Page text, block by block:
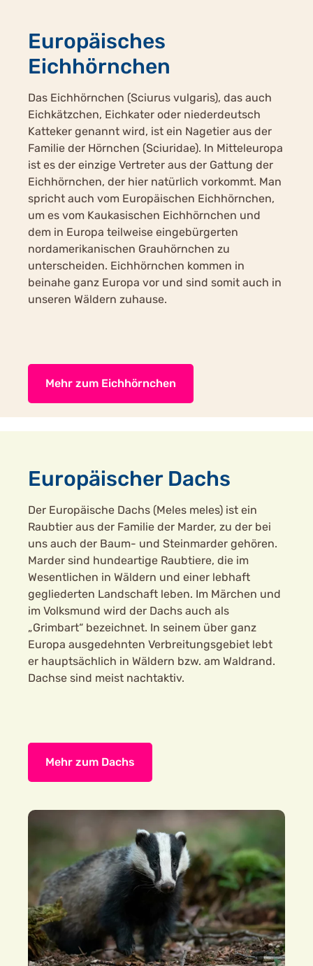
Europäisches
Eichhörnchen
Das Eichhörnchen (Sciurus vulgaris), das auch
Eichkätzchen, Eichkater oder niederdeutsch
Katteker genannt wird, ist ein Nagetier aus der
Familie der Hörnchen (Sciuridae). In Mitteleuropa
ist es der einzige Vertreter aus der Gattung der
Eichhörnchen, der hier natürlich vorkommt. Man
spricht auch vom Europäischen Eichhörnchen,
um es vom Kaukasischen Eichhörnchen und
dem in Europa teilweise eingebürgerten
nordamerikanischen Grauhörnchen zu
unterscheiden. Eichhörnchen kommen in
beinahe ganz Europa vor und sind somit auch in
unseren Wäldern zuhause.
Mehr zum Eichhörnchen
Europäischer Dachs
Der Europäische Dachs (Meles meles) ist ein
Raubtier aus der Familie der Marder, zu der bei
uns auch der Baum- und Steinmarder gehören.
Marder sind hundeartige Raubtiere, die im
Wesentlichen in Wäldern und einer lebhaft
gegliederten Landschaft leben. Im Märchen und
im Volksmund wird der Dachs auch als
„Grimbart“ bezeichnet. In seinem über ganz
Europa ausgedehnten Verbreitungsgebiet lebt
er hauptsächlich in Wäldern bzw. am Waldrand.
Dachse sind meist nachtaktiv.
Mehr zum Dachs